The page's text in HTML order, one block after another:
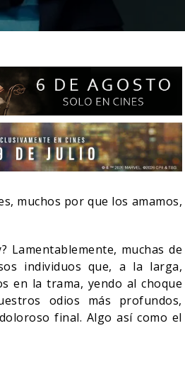
muchos por que los amamos,
Lamentablemente, muchas de
individuos que, a la larga,
en la trama, yendo al choque
odios más profundos,
final. Algo así como el